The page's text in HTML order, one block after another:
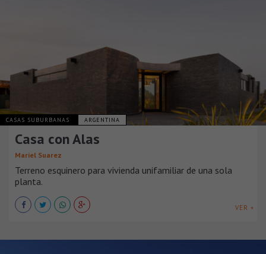
CASAS SUBURBANAS ARGENTINA
Casa con Alas
Mariel Suarez
Terreno esquinero para vivienda unifamiliar de una sola
planta.
VER +